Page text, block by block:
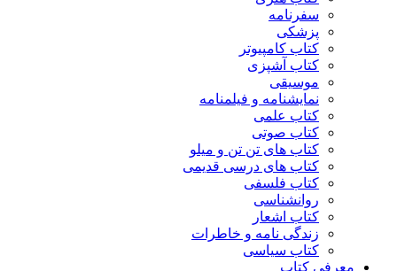
سفرنامه
پزشکی
کتاب کامپیوتر
کتاب آشپزی
موسیقی
نمایشنامه و فیلمنامه
کتاب علمی
کتاب صوتی
کتاب های تن تن و میلو
کتاب های درسی قدیمی
کتاب فلسفی
روانشناسی
کتاب اشعار
زندگی نامه و خاطرات
کتاب سیاسی
معرفی کتاب